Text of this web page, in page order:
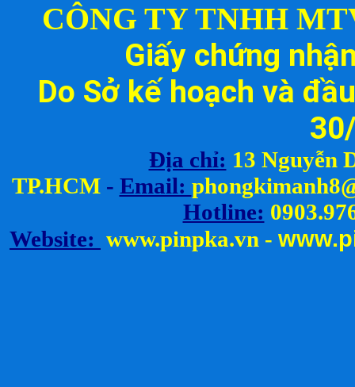
Thay Cell Pin Máy Khoan Rita
CÔNG TY TNHH
Giấy chứng
Do Sở kế hoạch và
Địa chỉ: 13 Nguyễn
TP.HCM - Email: ph
Hotline:
Website: www.pinpka.vn - www.